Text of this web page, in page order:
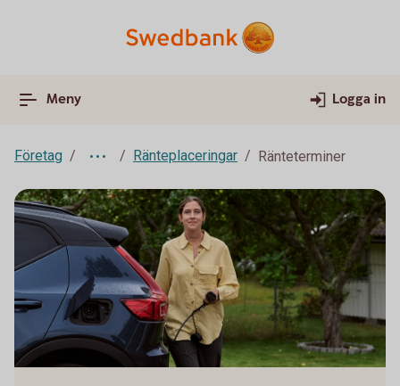
Meny Logga in
Företag Ränteplaceringar Ränteterminer